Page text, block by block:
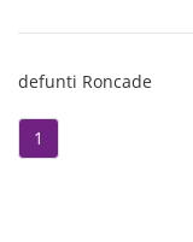
defunti Roncade
1